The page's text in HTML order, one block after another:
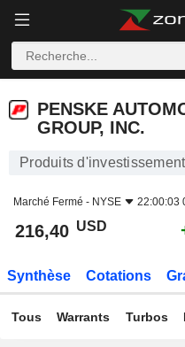
PENSKE
GROUP, INC.
Produits
Marché Fermé - NYSE 22:00:03
216,40 USD
Synthèse Cotations
Tous Warrants Turbos